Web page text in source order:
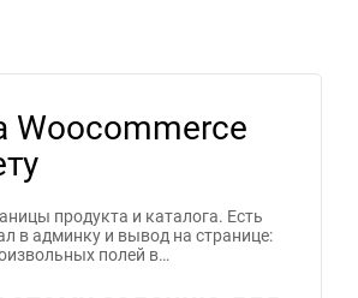
Woocommerce
продукта и каталога. Есть
в админку и вывод на странице:
полей в…